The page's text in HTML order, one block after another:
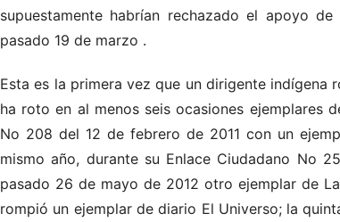
supuestamente habrían rechazado el apoyo
pasado 19 de marzo .
Esta es la primera vez que un dirigente
ha roto en al menos seis ocasiones ejemplares
No 208 del 12 de febrero de 2011 con un
mismo año, durante su Enlace Ciudadano No
pasado 26 de mayo de 2012 otro ejemplar de
rompió un ejemplar de diario El Universo; la